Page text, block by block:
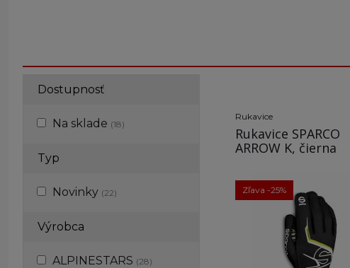
Dostupnosť
Na sklade (18)
Typ
Novinky (22)
Výrobca
ALPINESTARS (28)
Rukavice
Rukavice SPARCO
ARROW K, čierna
Zľava -25%